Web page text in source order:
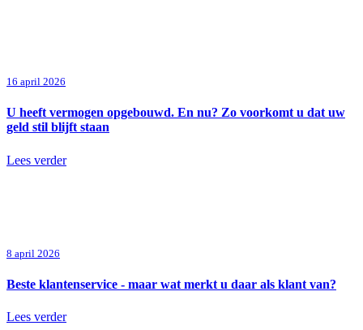
16 april 2026
U heeft vermogen opgebouwd. En nu? Zo voorkomt u dat uw
geld stil blijft staan
Lees verder
8 april 2026
Beste klantenservice - maar wat merkt u daar als klant van?
Lees verder